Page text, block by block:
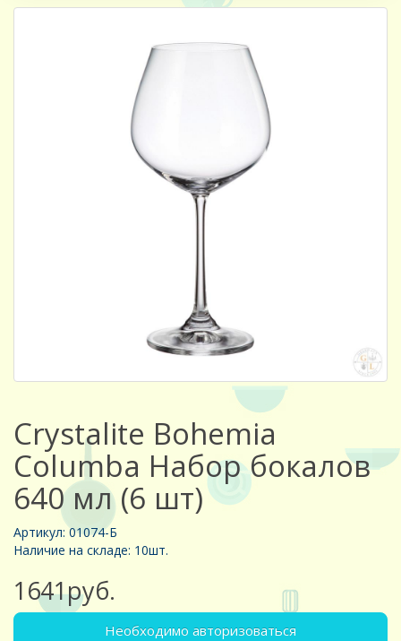
Crystalite Bohemia
Columba Набор бокалов
640 мл (6 шт)
Артикул: 01074-Б
Наличие на складе: 10шт.
1641руб.
Необходимо авторизоваться